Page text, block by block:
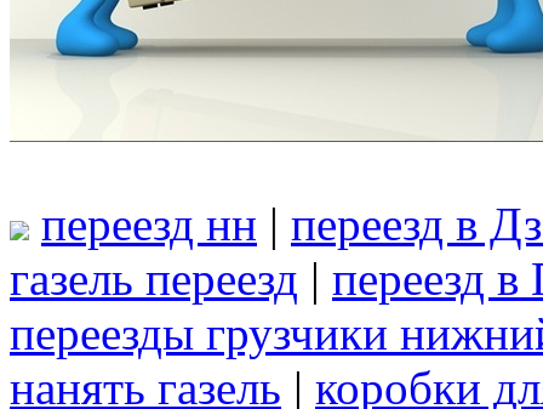
переезд нн | переезд в
газель переезд | переезд в
переезды грузчики
нанять газель | коробки